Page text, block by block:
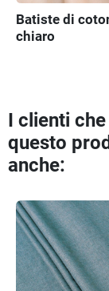
Batiste di
chiaro
I clienti
questo
anche: